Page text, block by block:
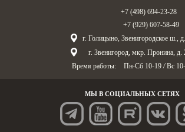
+7 (498) 694-23-28
+7 (929) 607-58-49
г. Голицыно, Звенигородское ш.,
г. Звенигород, мкр. Пронина, д.
Время работы:
Пн-Сб 10-19 / Вс
МЫ В СОЦИАЛЬНЫХ СЕТЯХ